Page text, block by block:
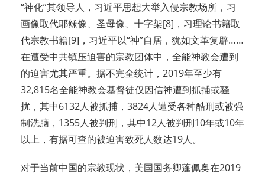
“神化”其领导人，习近平思想大举入侵宗教场所，习
画像取代耶稣像、圣母像、十字架[8]，习理论书籍取
代宗教书籍[9]，习近平以“神”自居，犹如文革复辟……
在遭受中共镇压迫害的宗教团体中，全能神教会遭到
的迫害尤其严重。据不完全统计，2019年至少有
32,815名全能神教会基督徒仅因信神遭到抓捕或骚
扰，其中6132人被抓捕，3824人遭受各种酷刑或被强
制洗脑，1355人被判刑，其中12人被判刑10年或10年
以上，有据可查的被迫害致死人数达19人。
对于当前中国的宗教现状，美国国务卿蓬佩奥在2019